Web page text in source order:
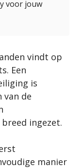
voor jouw
vindt op
Een
is
van de
ingezet.
manier